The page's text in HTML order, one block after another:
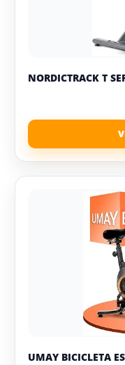
NORDICTRACK T
UMAY BICICLETA